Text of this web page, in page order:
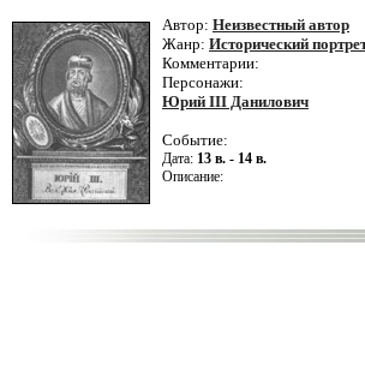
Автор: Неизвестный автор
Жанр: Исторический
Комментарии:
Персонажи:
Юрий III Данилович
Событие:
Дата: 13 в. - 14 в.
Описание: